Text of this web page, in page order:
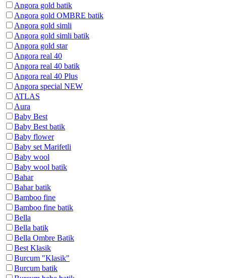
Angora gold batik
Angora gold OMBRE batik
Angora gold simli
Angora gold simli batik
Angora gold star
Angora real 40
Angora real 40 batik
Angora real 40 Plus
Angora special NEW
ATLAS
Aura
Baby Best
Baby Best batik
Baby flower
Baby set Marifetli
Baby wool
Baby wool batik
Bahar
Bahar batik
Bamboo fine
Bamboo fine batik
Bella
Bella batik
Bella Ombre Batik
Best Klasik
Burcum "Klasik"
Burcum batik